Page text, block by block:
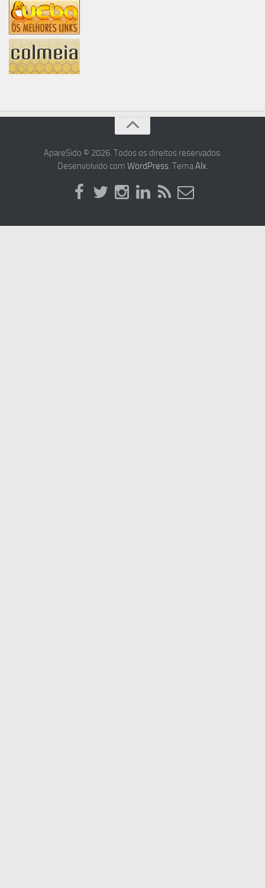
ApareSido © 2026. Todos os direitos reservados.
Desenvolvido com WordPress. TemaAlx.